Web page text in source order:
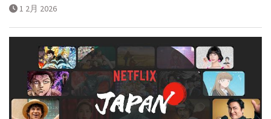
1 2月 2026